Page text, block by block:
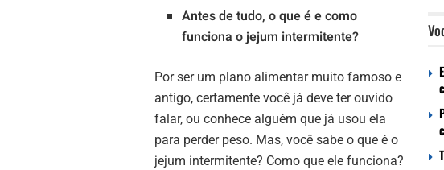
Antes de tudo, o que é e como
funciona o jejum intermitente?
Por ser um plano alimentar muito famoso e
antigo, certamente você já deve ter ouvido
falar, ou conhece alguém que já usou ela
para perder peso. Mas, você sabe o que é o
jejum intermitente? Como que ele funciona?